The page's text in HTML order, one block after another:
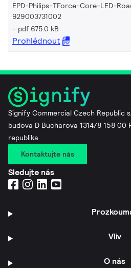
EPD-Philips-TForce-Core-LED-
929003731002
pdf 675.0 kB
Prohlédnout
Signify Commercial Czech Republic
budova D Bucharova 1314/8 158 00
republika
Kontaktujte nás
Sledujte nás
Vliv
O nás